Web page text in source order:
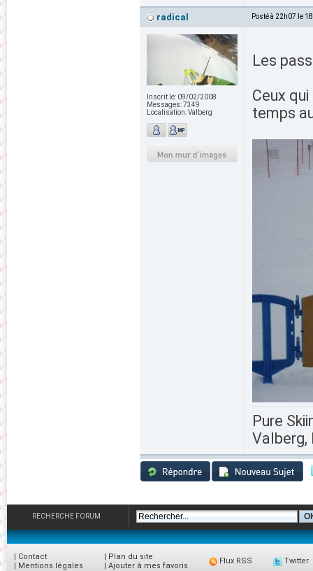
radical Posté à 22h07 le
Inscrit le: 09/02/2008
Messages:7349
Localisation:Valberg
Les
Ceux
temps
Pure
Valberg,
RECHERCHE FORUM
| Contact
| Mentions légales
| Plan du site
| Ajouter à mes favoris
Flux RSS Twitter